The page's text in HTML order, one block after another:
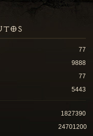
77
9888
77
5443
1827390
24701200